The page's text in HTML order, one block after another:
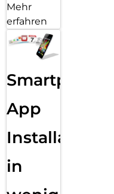
Mehr
erfahren
Smartphone
App
Installation
in